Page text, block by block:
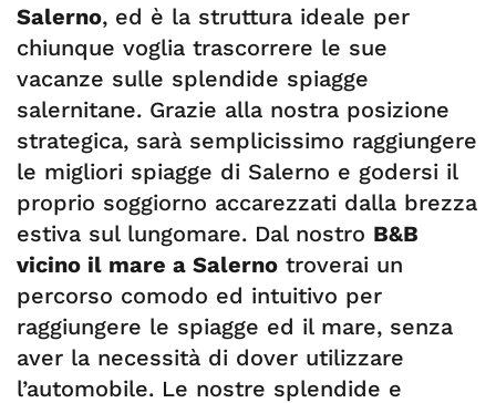
Salerno, ed è la struttura ideale per
chiunque voglia trascorrere le sue
vacanze sulle splendide spiagge
salernitane. Grazie alla nostra posizione
strategica, sarà semplicissimo raggiungere
le migliori spiagge di Salerno e godersi il
proprio soggiorno accarezzati dalla brezza
estiva sul lungomare. Dal nostro B&B
vicino il mare a Salerno troverai un
percorso comodo ed intuitivo per
raggiungere le spiagge ed il mare, senza
aver la necessità di dover utilizzare
l’automobile. Le nostre splendide e